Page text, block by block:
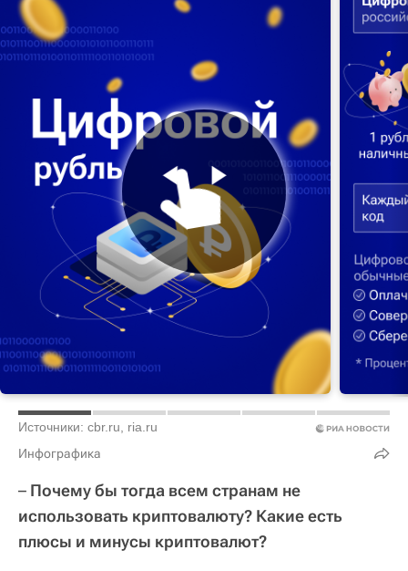
Источники: cbr.ru, ria.ru
Инфографика
– Почему бы тогда всем странам не
использовать криптовалюту? Какие есть
плюсы и минусы криптовалют?